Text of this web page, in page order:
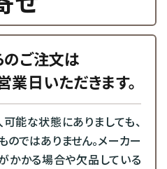
のご注文は
日いただきます。
能な状態にありましても、
ではありません。メーカー
かかる場合や欠品している